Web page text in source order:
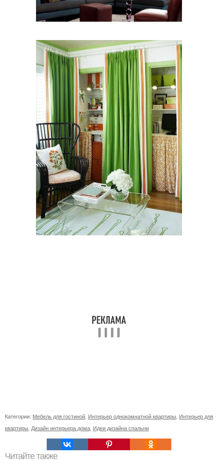
Категории: Мебель для гостиной Интерьер однокомнатной квартиры Интерьер для
квартиры Дизайн интерьера дома Идеи дизайна спальни
Читайте также